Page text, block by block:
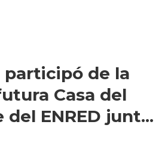
de la
Casa del
ENRED junt...